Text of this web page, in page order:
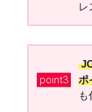
レ
point3
ポ
も